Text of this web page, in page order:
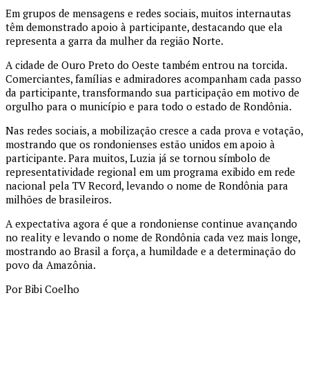
Em grupos de mensagens e redes sociais, muitos internautas
têm demonstrado apoio à participante, destacando que ela
representa a garra da mulher da região Norte.
A cidade de Ouro Preto do Oeste também entrou na torcida.
Comerciantes, famílias e admiradores acompanham cada passo
da participante, transformando sua participação em motivo de
orgulho para o município e para todo o estado de Rondônia.
Nas redes sociais, a mobilização cresce a cada prova e votação,
mostrando que os rondonienses estão unidos em apoio à
participante. Para muitos, Luzia já se tornou símbolo de
representatividade regional em um programa exibido em rede
nacional pela TV Record, levando o nome de Rondônia para
milhões de brasileiros.
A expectativa agora é que a rondoniense continue avançando
no reality e levando o nome de Rondônia cada vez mais longe,
mostrando ao Brasil a força, a humildade e a determinação do
povo da Amazônia.
Por Bibi Coelho